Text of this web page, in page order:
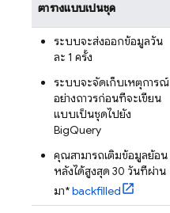
ตารางแบบเป็นชุด
ระบบจะส่งออกข้อมูลวัน
ละ 1 ครั้ง
ระบบจะจัดเก็บเหตุการณ์
อย่างถาวรก่อนที่จะเขียน
แบบเป็นชุดไปยัง
BigQuery
คุณสามารถเติมข้อมูลย้อน
หลังได้สูงสุด 30 วันที่ผ่าน
มา*backfilled